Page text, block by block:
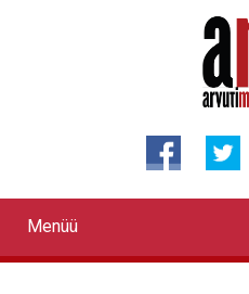
Primary
links
Menüü